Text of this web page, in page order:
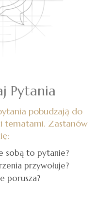
Pytania
pobudzają do
tematami. Zastanów
sobą to pytanie?
przywołuje?
porusza?